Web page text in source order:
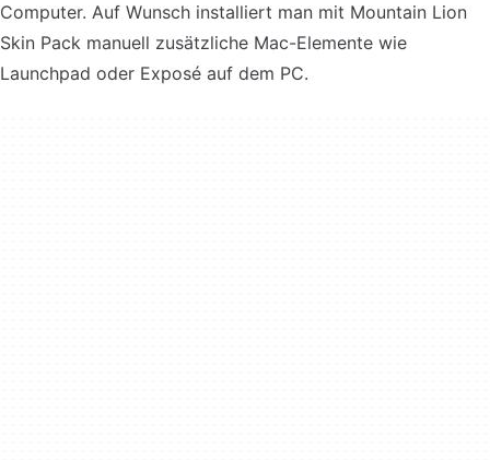
Computer. Auf Wunsch installiert man mit Mountain Lion
Skin Pack manuell zusätzliche Mac-Elemente wie
Launchpad oder Exposé auf dem PC.